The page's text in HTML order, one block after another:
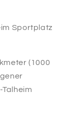
Sportplatz
(1000